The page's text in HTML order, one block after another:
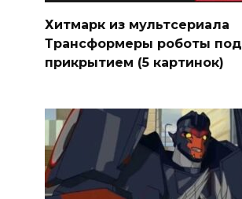
Хитмарк из мультсериала
Трансформеры роботы под
прикрытием (5 картинок)